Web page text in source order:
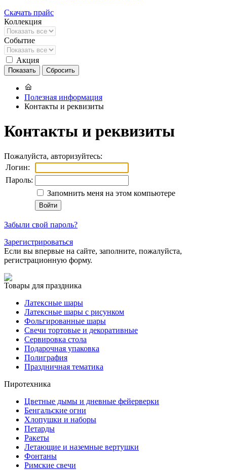
Скачать прайс
Коллекция
Событие
Акция
Полезная информация
Контакты и реквизиты
Контакты и реквизиты
Пожалуйста, авторизуйтесь:
Логин:
Пароль:
Запомнить меня на этом компьютере
Забыли свой пароль?
Зарегистрироваться
Если вы впервые на сайте, заполните, пожалуйста,
регистрационную форму.
Товары для праздника
Латексные шары
Латексные шары с рисунком
Фольгированные шары
Свечи тортовые и декоративные
Сервировка стола
Подарочная упаковка
Полиграфия
Праздничная тематика
Пиротехника
Цветные дымы и дневные фейерверки
Бенгальские огни
Хлопушки и наборы
Петарды
Ракеты
Летающие и наземные вертушки
Фонтаны
Римские свечи